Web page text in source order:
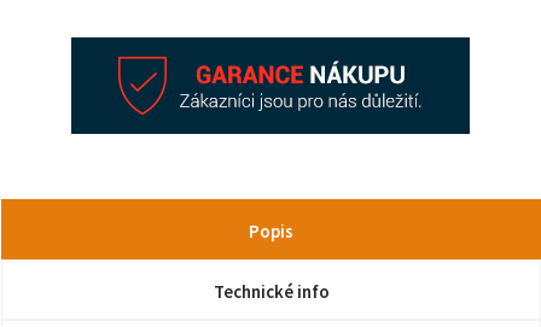
Popis
Technické info